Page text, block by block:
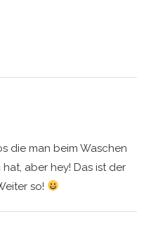
die man beim Waschen
aber hey! Das ist der
so!